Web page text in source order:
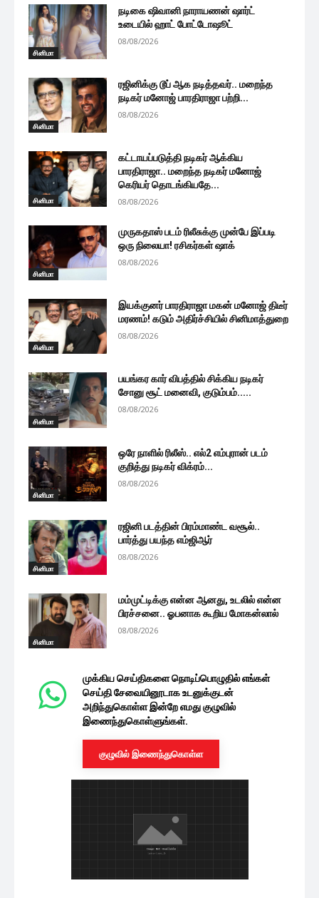
சினிமா
நடிகை ஷிவானி நாராயணன் ஷார்ட்
உடையில் ஹாட் போட்டோஷூட்
08/08/2026
சினிமா
ரஜினிக்கு டூப் ஆக நடித்தவர்.. மறைந்த
நடிகர் மனோஜ் பாரதிராஜா பற்றி...
08/08/2026
சினிமா
கட்டாயப்படுத்தி நடிகர் ஆக்கிய
பாரதிராஜா.. மறைந்த நடிகர் மனோஜ்
கெரியர் தொடங்கியதே...
08/08/2026
சினிமா
முருகதாஸ் படம் ரிலீசுக்கு முன்பே இப்படி
ஒரு நிலையா! ரசிகர்கள் ஷாக்
08/08/2026
சினிமா
இயக்குனர் பாரதிராஜா மகன் மனோஜ் திடீர்
மரணம்! கடும் அதிர்ச்சியில் சினிமாத்துறை
08/08/2026
சினிமா
பயங்கர கார் விபத்தில் சிக்கிய நடிகர்
சோனு சூட் மனைவி, குடும்பம்.....
08/08/2026
சினிமா
ஒரே நாளில் ரிலீஸ்.. எல்2 எம்புரான் படம்
குறித்து நடிகர் விக்ரம்...
08/08/2026
சினிமா
ரஜினி படத்தின் பிரம்மாண்ட வசூல்..
பார்த்து பயந்த எம்ஜிஆர்
08/08/2026
சினிமா
மம்முட்டிக்கு என்ன ஆனது, உடலில் என்ன
பிரச்சனை.. ஓபனாக கூறிய மோகன்லால்
08/08/2026
முக்கிய செய்திகளை நொடிப்பொழுதில் எங்கள்
செய்தி சேவையினூடாக உடனுக்குடன்
அறிந்துகொள்ள இன்றே எமது குழுவில்
இணைந்துகொள்ளுங்கள்.
குழுவில் இணைந்துகொள்ள